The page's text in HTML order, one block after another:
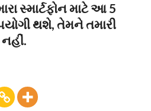
સ્માર્ટફોન માટે આ 5
થશે, તેમને તમારી